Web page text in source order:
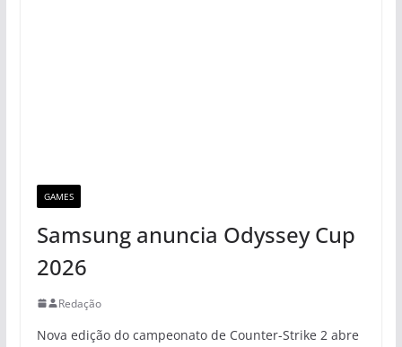
GAMES
Samsung anuncia Odyssey Cup
2026
Redação
Nova edição do campeonato de Counter-Strike 2 abre